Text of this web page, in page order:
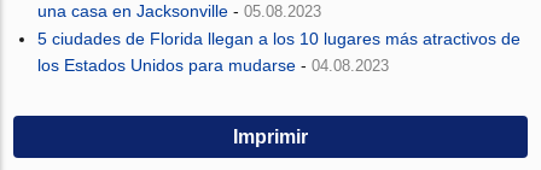
una casa en Jacksonville -05.08.2023
5 ciudades de Florida llegan a los 10 lugares más atractivos de
los Estados Unidos para mudarse -04.08.2023
Imprimir